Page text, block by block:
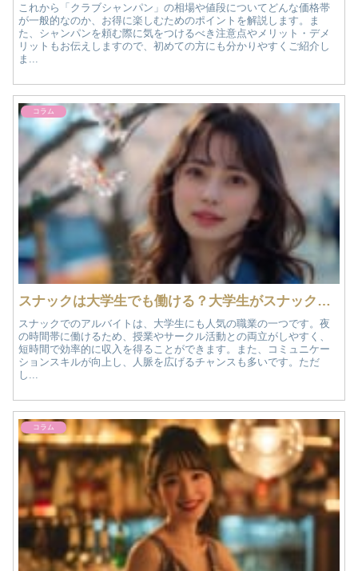
これから「クラブシャンパン」の相場や値段についてどんな価格帯
が一般的なのか、お得に楽しむためのポイントを解説します。ま
た、シャンパンを頼む際に気をつけるべき注意点やメリット・デメ
リットもお伝えしますので、初めての方にも分かりやすくご紹介し
ま...
コラム
スナックは大学生でも働ける？大学生がスナックで働くメリットや注意点を解説！
スナックでのアルバイトは、大学生にも人気の職業の一つです。夜
の時間帯に働けるため、授業やサークル活動との両立がしやすく、
短時間で効率的に収入を得ることができます。また、コミュニケー
ションスキルが向上し、人脈を広げるチャンスも多いです。ただ
し...
コラム